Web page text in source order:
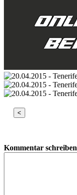
<
Kommentar schreiben